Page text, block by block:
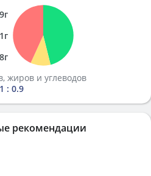
9г
1г
8г
жиров и углеводов
: 0.9
рекомендации